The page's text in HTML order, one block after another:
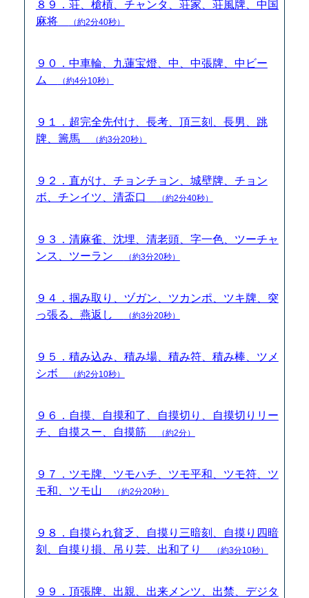
８９．荘、槍槓、チャンタ、荘家、荘風牌、中国
麻将
（約2分40秒）
９０．中車輪、九蓮宝燈、中、中張牌、中ビー
ム
（約4分10秒）
９１．超完全先付け、長考、頂三刻、長男、跳
牌、籌馬
（約3分20秒）
９２．直がけ、チョンチョン、城壁牌、チョン
ボ、チンイツ、清盃口
（約2分40秒）
９３．清麻雀、沈埋、清老頭、字一色、ツーチャ
ンス、ツーラン
（約3分20秒）
９４．掴み取り、ヅガン、ツカンポ、ツキ牌、突
っ張る、燕返し
（約3分20秒）
９５．積み込み、積み場、積み符、積み棒、ツメ
シボ
（約2分10秒）
９６．自摸、自摸和了、自摸切り、自摸切りリー
チ、自摸スー、自摸筋
（約2分）
９７．ツモ牌、ツモハチ、ツモ平和、ツモ符、ツ
モ和、ツモ山
（約2分20秒）
９８．自摸られ貧乏、自摸り三暗刻、自摸り四暗
刻、自摸り損、吊り芸、出和了り
（約3分10秒）
９９．頂張牌、出親、出来メンツ、出禁、デジタ